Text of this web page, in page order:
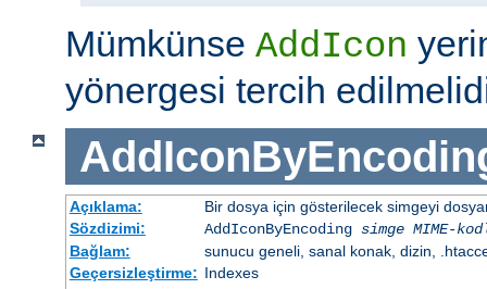
Mümkünse AddIcon
yönergesi tercih
Açıklama:
Bir dosya için gösterilecek simgeyi
Sözdizimi:
AddIconByEncoding simge MIME-
Bağlam:
sunucu geneli, sanal konak, dizin,
Geçersizleştirme: Indexes